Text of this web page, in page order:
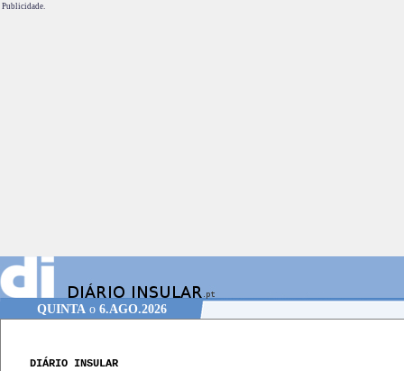
Publicidade.
QUINTAo 6.AGO.2026
DIÁRIO INSULAR